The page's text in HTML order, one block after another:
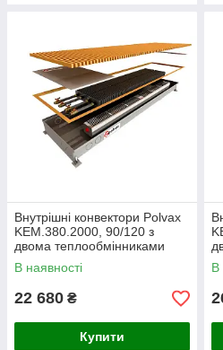
Внутрішні конвектори Polvax
KEM.380.2000, 90/120 з
двома теплообмінниками
В наявності
22 680 ₴
Купити
В